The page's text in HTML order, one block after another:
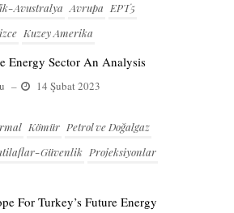
Avustralya Avrupa EPT5
Kuzey Amerika
Energy Sector An Analysis
– 14 Şubat 2023
Kömür Petrol ve Doğalgaz
Güvenlik Projeksiyonlar
For Turkey’s Future Energy